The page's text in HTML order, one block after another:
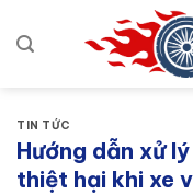
qua
TIN TỨC
Hướng dẫn xử
thiệt hại khi xe